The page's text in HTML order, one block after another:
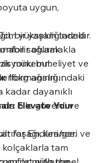
uygun,
yüksekliğindeki
oturak
bul.
16kg ağırlığındaki
dayanıklı
bile güvenli ve
aşağı, ileri/geri ve
tam
bir yaşam tarzıdır.
sağlamakla
mükemmeliyet ve
Elevate Your
for Endurance.